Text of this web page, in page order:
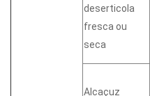
deserticola
fresca ou
seca
Alcaçuz